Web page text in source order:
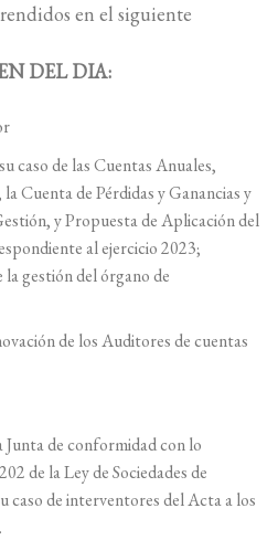
en el siguiente
DEL DIA:
caso de las Cuentas Anuales,
Cuenta de Pérdidas y Ganancias y
y Propuesta de Aplicación del
al ejercicio 2023;
la gestión del órgano de
de los Auditores de cuentas
de conformidad con lo
de la Ley de Sociedades de
caso de interventores del Acta a los